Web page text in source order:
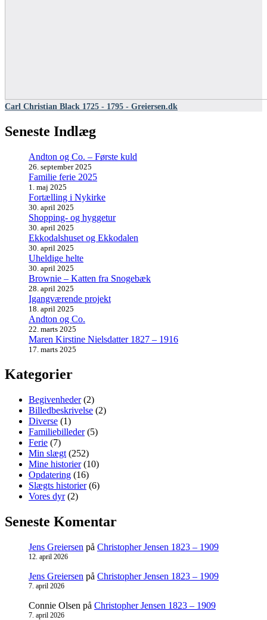
Carl Christian Black 1725 - 1795 - Greiersen.dk
Seneste Indlæg
Andton og Co. – Første kuld
26. september 2025
Familie ferie 2025
1. maj 2025
Fortælling i Nykirke
30. april 2025
Shopping- og hyggetur
30. april 2025
Ekkodalshuset og Ekkodalen
30. april 2025
Uheldige helte
30. april 2025
Brownie – Katten fra Snogebæk
28. april 2025
Igangværende projekt
18. april 2025
Andton og Co.
22. marts 2025
Maren Kirstine Nielsdatter 1827 – 1916
17. marts 2025
Kategorier
Begivenheder(2)
Billedbeskrivelse (2)
Diverse (1)
Familiebilleder(5)
Ferie (7)
Min slægt (252)
Mine historier(10)
Opdatering (16)
Slægts historier(6)
Vores dyr(2)
Seneste Komentar
Jens Greiersen på Christopher Jensen 1823 – 1909
12. april 2026
Jens Greiersen på Christopher Jensen 1823 – 1909
7. april 2026
Connie Olsen på Christopher Jensen 1823 – 1909
7. april 2026